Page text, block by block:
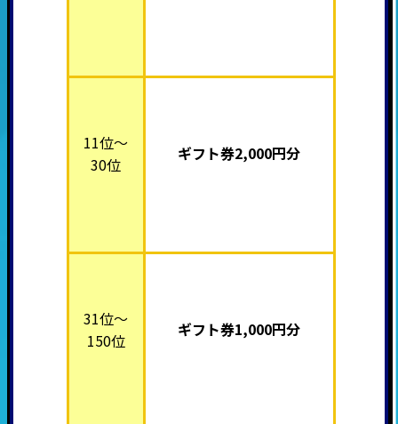
11位～
30位
ギフト券2,000円分
31位～
150位
ギフト券1,000円分